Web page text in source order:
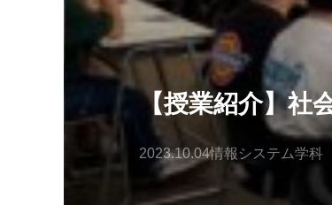
【授業紹介】社
2023.10.04情報システム学科